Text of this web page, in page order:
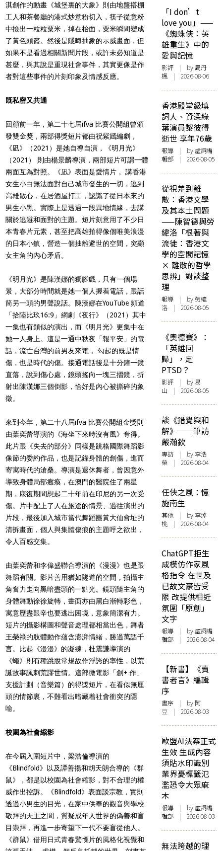
淇創作的動畫《城堡裏的大象》則由地盤搭棚
工人和茶餐廳的港式炒意粉切入，筷子從意粉
中撿出一粒粒粟米，掉在枱面，粟米瞬間變成
了黃色頭盔。然後是隱晦抽象的示威畫面，但
如果不是看過相關新聞片段，或許未必知道是
甚麼，與其說是重現社會事件，其實更像是作
者對這些事件的片刻印象及情感反應。
既私密又共通
回顧前一年，第二十七屆ifva 比賽公開組曾頒
發雙金獎，兩部得獎短片都由祝紫嫣編劇，
《凪》（2021）是她自導自演，《明月光》
（2021） 則由楊景麟導演，兩部短片可謂一體
兩面互為對照。《凪》表面是愛情片， 講香港
女生小白無法面對自己城市發生的一切，逃到
高雄散心，在居酒屋打工，認識了從日本來的
男生小黑。實際上是透過一段異地情緣，去講
關於逃避和面對的主題。短片刻意用了不少日
本青春片元素，甚至把高雄拍得像個唯美浪漫
的日本小鎮，營造一個抽離避世的空間，突顯
女主角的內心矛盾。
《明月光》是陳漢娜的獨腳戲，只有一個場
景，大部分時間就是她一個人握着電話，跟話
筒另一頭的男聲說話。陳漢娜在YouTube 頻道
「拾陸比玖16:9」網劇《夜行》（2021）其中
一集也有類似的演出，而《明月光》更集中在
她一人身上。這是一通中秋夜「報平安」的電
話，流亡台灣的前男友來電， 勾起的既是情
傷，也是時代的傷。接通電話後是十分鐘一鏡
直落，說到傷心處，鏡頭搖向一塊三摺鏡，折
射出陳漢娜三個倒影，恰好是內心被撕碎的象
徵。
來到今年，第二十八屆ifva 比賽公開組金獎則
由葉奕蕾導演的《海坐下來時沒有風》奪得。
此片跟《失去的部分》同樣是跳格國際舞蹈影
像節的委約作品，也是記錄身體的創傷，進而
寄寓時代的滄桑。導演是退休舞者，曾因意外
導致身體局部癱瘓，在澳門的醫院住了兩星
期，康復期間想起二十年前在印尼的另一次受
傷。片中配上了人在旅途的情景、過往演出的
片段，最後加入城市當代舞蹈團黃大仙會址的
清拆畫面，個人與集體傷痕的主題呼之欲出，
令人百感交集。
由葉奕蕾和李偉盛聯合導演的《漫漫》也是跟
舞蹈有關。影片善用猶如隧道的空間，拍攝主
角奮力走向黑暗盡頭的一點光。鏡頭隨主角的
身體舞動徐徐旋轉，畫面亦由黑白漸轉彩色，
寓意歷盡艱辛也要逃出困境，意象簡潔有力。
短片的攝影構圖和聲音處理都相當出色，舞者
王榮祿的肢體動作蘊含澎湃情緒，勝過萬語千
言。比起《漫漫》的凝練，杜震謙導演的
《蠅》則有種跳脫常規故作浮誇的率性，以荒
誕故事諷刺荒謬世情。這部微電影「創+ 作」
支援計劃（音樂篇）的得獎短片，在看似無厘
頭的情節裏，不難看出暗藏着社會衝突的隱
喻。
校園為社會縮影
在今屆入圍短片中，梁浩倫導演的
《Blindfold》以及譚善揚和胡天朗合導的《群
鼠》，都是以校園為社會縮影，對不合理的權
威作出控訴。《Blindfold》表面談宗教，實則
透過小男生的目光，在家中供奉的觀音與學校
敬拜的天主之間，質疑成年人世界的偽善和盲
目崇拜，再進一步寄望下一代不要盲從他人。
《群鼠》借用日式青春驚慄片的風格化視覺和
「I don’t
love you」——
《蜘蛛俠：英
雄重生》中的
愛與記憶
影評 | by周丹
楓 | 2026-08-06
香港殿堂級填
詞人、資深綠
葉演員黎彼得
逝世 享年76歲
報導 | by 虛詞編
輯部 | 2026-08-05
從視差到離
散：香港文學
及其本土問題
——陳智德與勞
緯洛「根著與
流徙：香港文
學的空間記憶
× 離散的哲學
思辨」對談整
理
報導 | by 勞緯
洛 | 2026-08-05
《奧德賽》：
「英雄回
歸」，定
PTSD？
影評 | by 易
山 | 2026-08-05
談《錯覺與和
解》──筆訪
嚴瀚欽
專訪 | by 李浩
榮 | 2026-08-04
任俠之風：憶
施南生
其他 | by 李焯
桃 | 2026-08-04
ChatGPT拒生
成模仿作家風
格指令 在世及
已故文豪皆受
限 改提供相近
氛圍「原創」
文字
報導 | by 虛詞編
輯部 | 2026-08-04
【新書】《賣
書者言》編輯
序
書序 | by 阿
豆 | 2026-08-03
歐盟AI法案正式
生效 生成內容
須貼水印識別
業界憂標籤氾
濫恐令大眾麻
木
報導 | by 虛詞編
輯部 | 2026-08-03
無法跨越的理